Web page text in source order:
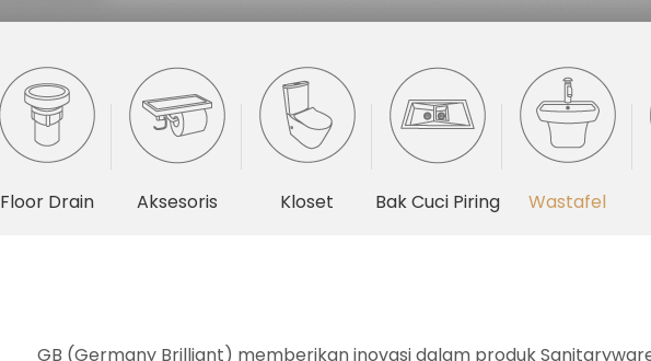
Floor Drain Aksesoris Kloset Bak Cuci Piring Wastafel
GB (Germany Brilliant) memberikan inovasi dalam produk